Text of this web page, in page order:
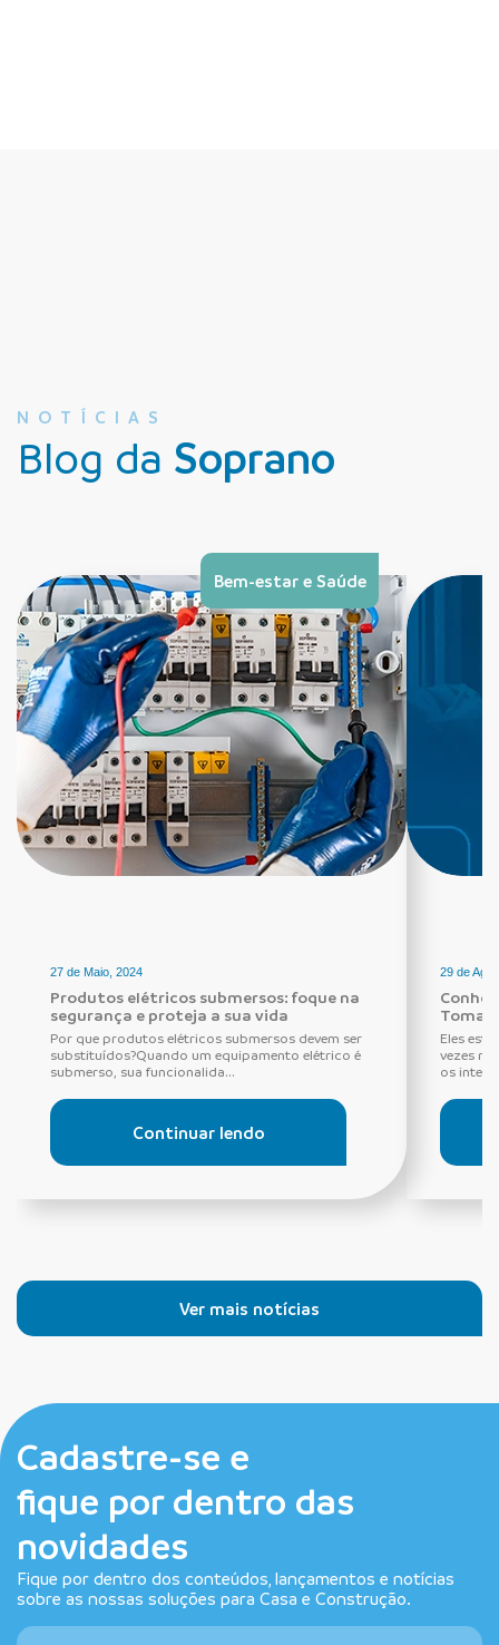
NOTÍCIAS
Blog da Soprano
Bem-estar e Saúde
27 de Maio, 2024
Produtos elétricos submersos: foque na
segurança e proteja a sua vida
Por que produtos elétricos submersos devem ser
substituídos?Quando um equipamento elétrico é
submerso, sua funcionalida...
Continuar lendo
29 de
Eles
vezes
os
Ver mais notícias
Cadastre-se e
fique por dentro das
novidades
Fique por dentro dos conteúdos, lançamentos e notícias
sobre as nossas soluções para Casa e Construção.